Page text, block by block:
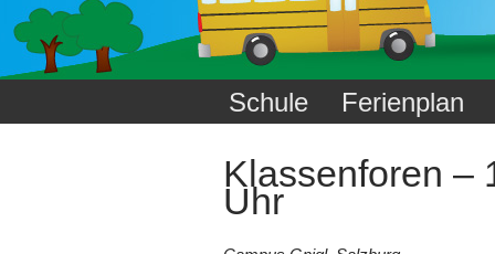
Schule Ferienplan
Klassenforen –
Uhr